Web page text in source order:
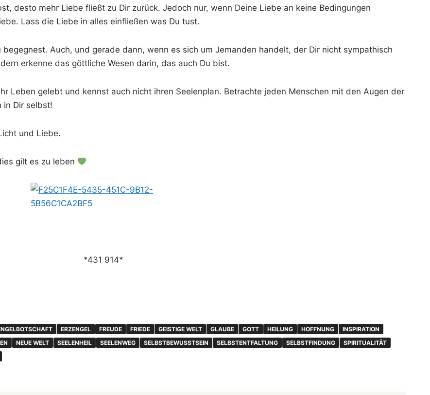
desto mehr Liebe fließt zu Dir zurück. Jedoch nur, wenn Deine Liebe an keine Bedingungen
Lass die Liebe in alles einfließen was Du tust.
Auch, und gerade dann, wenn es sich um Jemanden handelt, der Dir nicht sympathisch
erkenne das göttliche Wesen darin, das auch Du bist.
Leben gelebt und kennst auch nicht ihren Seelenplan. Betrachte jeden Menschen mit den Augen der
in Dir selbst!
und Liebe.
gilt es zu leben
*431 914*
ERZENGEL FREUDE FRIEDE GEISTIGE WELT GLAUBE GOTT HEILUNG HOFFNUNG
INSPIRATION
NEUE WELT SEELENHEIL SEELENWEG SELBSTBEWUSSTSEIN SELBSTENTFALTUNG SELBSTFINDUNG
SPIRITUALITÄT